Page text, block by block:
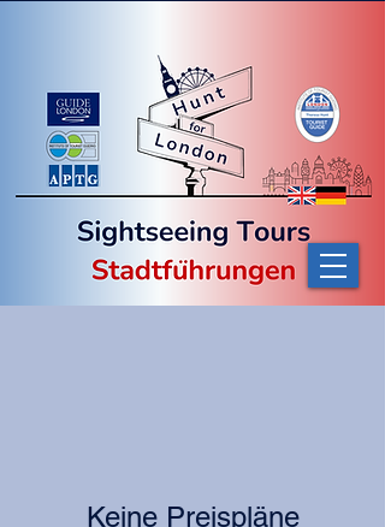
Keine Preispläne